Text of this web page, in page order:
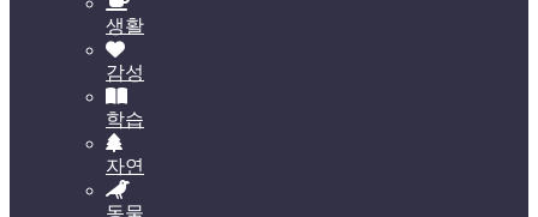
생활
감성
학습
자연
동물